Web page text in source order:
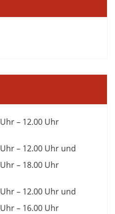
– 12.00 Uhr
– 12.00 Uhr und
– 18.00 Uhr
– 12.00 Uhr und
– 16.00 Uhr